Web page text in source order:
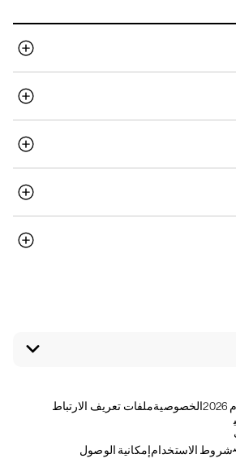
الخصوصيةملفات تعريف الارتباط
شروط الاستخدامإمكانية الوصول